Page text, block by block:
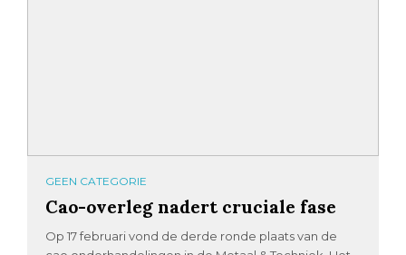
GEEN CATEGORIE
Cao-overleg nadert cruciale fase
Op 17 februari vond de derde ronde plaats van de